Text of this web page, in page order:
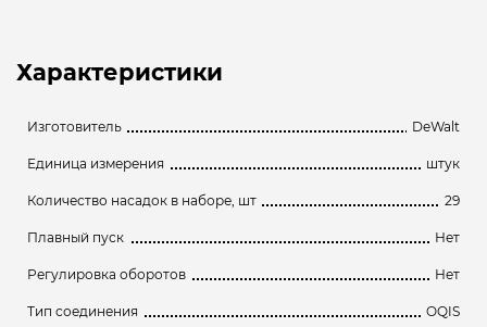
Характеристики
Изготовитель DeWalt
Единица измерения штук
Количество насадок в наборе, шт 29
Плавный пуск Нет
Регулировка оборотов Нет
Тип соединения OQIS